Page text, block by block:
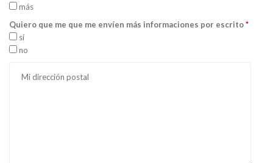
más
Quiero que me que me envíen más informaciones por escrito*
sí
no